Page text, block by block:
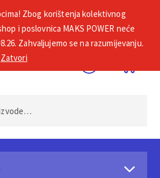
Zbog korištenja kolektivnog
i poslovnica MAKS POWER neće
Zahvaljujemo se na razumijevanju.
Zatvori